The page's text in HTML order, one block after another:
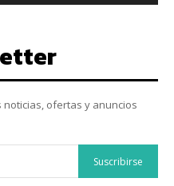
ofertas y anuncios
Suscribirse